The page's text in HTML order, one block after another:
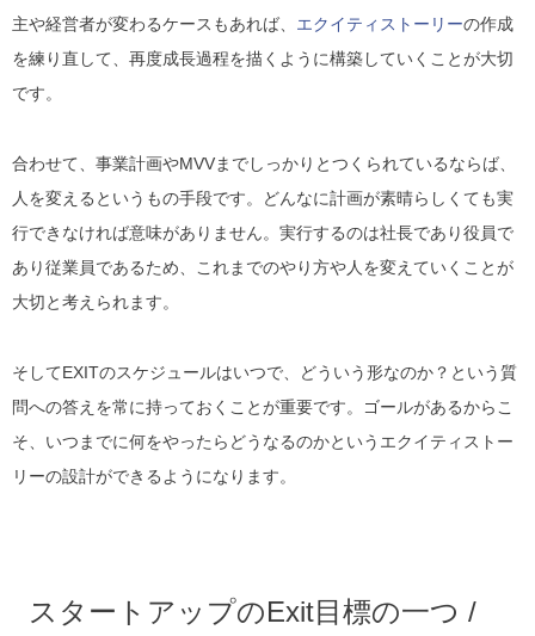
主や経営者が変わるケースもあれば、 エクイティストーリーの作成
を練り直して、再度成長過程を描くように構築していくことが大切
です。
合わせて、事業計画やMVVまでしっかりとつくられているならば、
人を変えるというもの手段です。どんなに計画が素晴らしくても実
行できなければ意味がありません。実行するのは社長であり役員で
あり従業員であるため、これまでのやり方や人を変えていくことが
大切と考えられます。
そしてEXITのスケジュールはいつで、どういう形なのか？という質
問への答えを常に持っておくことが重要です。ゴールがあるからこ
そ、いつまでに何をやったらどうなるのかというエクイティストー
リーの設計ができるようになります。
スタートアップのExit目標の一つ /